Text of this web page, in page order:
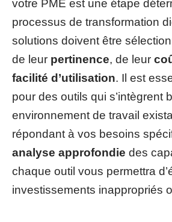
votre PME est une étape
processus de transformation
solutions doivent être
de leur pertinence, de leur
facilité d’utilisation. Il est
pour des outils qui s’intègrent
environnement de travail
répondant à vos besoins
analyse approfondie des
chaque outil vous permettra
investissements inappropriés